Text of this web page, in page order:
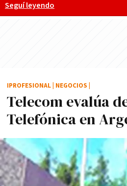
Seguí leyendo
Telecom evalúa
Telefónica en
IPROFESIONAL NEGOCIOS